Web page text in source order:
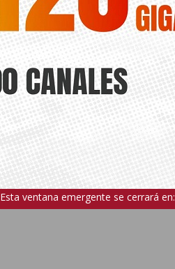
Esta ventana emergente se cerrará en: